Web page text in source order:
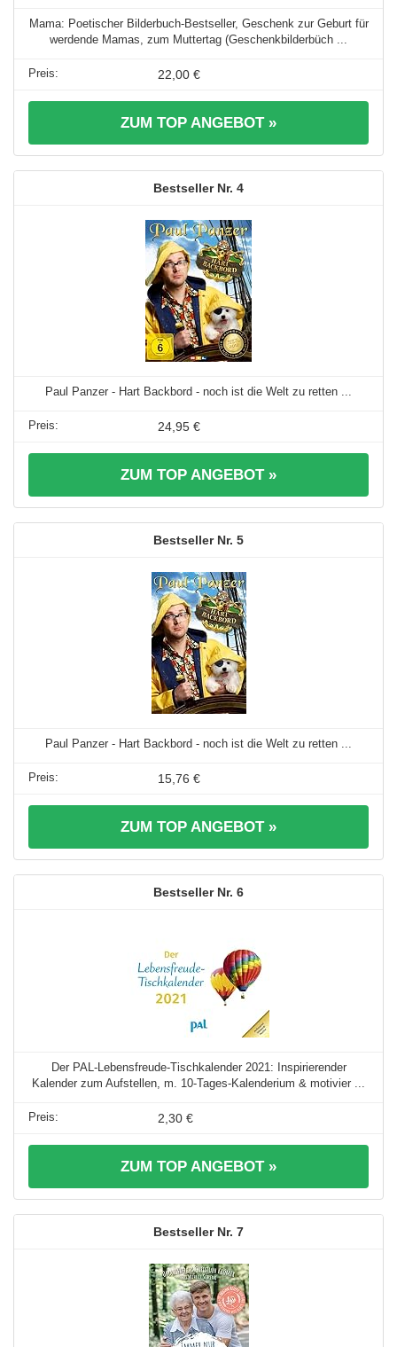
Mama: Poetischer Bilderbuch-Bestseller, Geschenk zur Geburt für
werdende Mamas, zum Muttertag (Geschenkbilderbüch ...
22,00 €
ZUM TOP ANGEBOT »
4
Paul Panzer - Hart Backbord - noch ist die Welt zu retten ...
24,95 €
ZUM TOP ANGEBOT »
5
Paul Panzer - Hart Backbord - noch ist die Welt zu retten ...
15,76 €
ZUM TOP ANGEBOT »
6
Der PAL-Lebensfreude-Tischkalender 2021: Inspirierender
Kalender zum Aufstellen, m. 10-Tages-Kalenderium & motivier ...
2,30 €
ZUM TOP ANGEBOT »
7